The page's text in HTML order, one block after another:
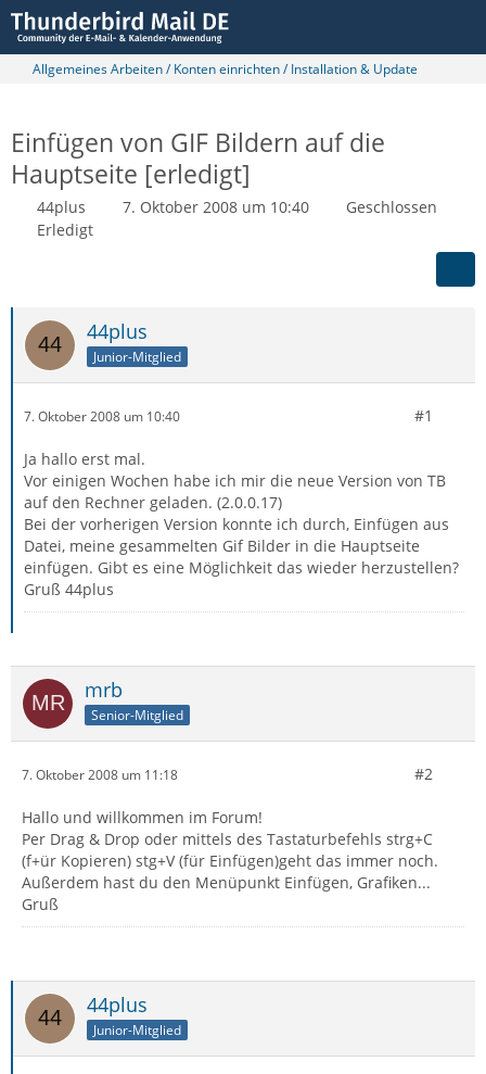
Allgemeines Arbeiten / Konten einrichten / Installation & Update
Einfügen von GIF Bildern auf die
Hauptseite [erledigt]
44plus 7. Oktober 2008 um 10:40
Geschlossen
Erledigt
44plus
Junior-Mitglied
7. Oktober 2008 um 10:40 #1
Ja hallo erst mal.
Vor einigen Wochen habe ich mir die neue Version von TB
auf den Rechner geladen. (2.0.0.17)
Bei der vorherigen Version konnte ich durch, Einfügen aus
Datei, meine gesammelten Gif Bilder in die Hauptseite
einfügen. Gibt es eine Möglichkeit das wieder herzustellen?
Gruß 44plus
mrb
Senior-Mitglied
7. Oktober 2008 um 11:18 #2
Hallo und willkommen im Forum!
Per Drag & Drop oder mittels des Tastaturbefehls strg+C
(f+ür Kopieren) stg+V (für Einfügen)geht das immer noch.
Außerdem hast du den Menüpunkt Einfügen, Grafiken...
Gruß
44plus
Junior-Mitglied